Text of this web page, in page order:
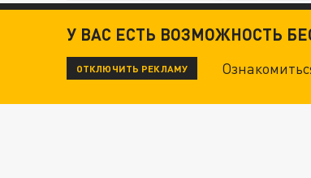
У ВАС ЕСТЬ ВОЗМОЖНОСТЬ
ОТКЛЮЧИТЬ РЕКЛАМУ